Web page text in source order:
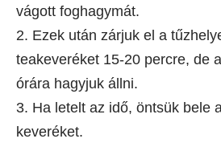
vágott foghagymát.
2. Ezek után zárjuk el a
teakeveréket 15-20 percre, de
órára hagyjuk állni.
3. Ha letelt az idő, öntsük bele
keveréket.